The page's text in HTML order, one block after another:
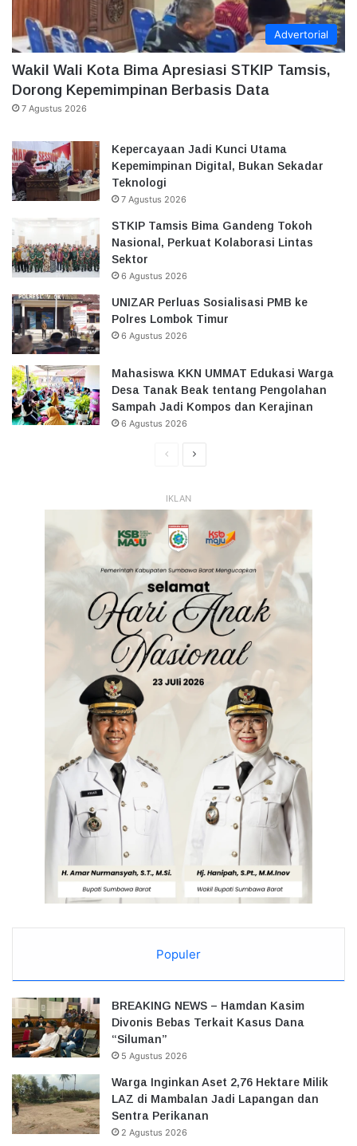
Advertorial
Wakil Wali Kota Bima Apresiasi STKIP Tamsis,
Dorong Kepemimpinan Berbasis Data
7 Agustus 2026
Kepercayaan Jadi Kunci Utama
Kepemimpinan Digital, Bukan Sekadar
Teknologi
7 Agustus 2026
STKIP Tamsis Bima Gandeng Tokoh
Nasional, Perkuat Kolaborasi Lintas
Sektor
6 Agustus 2026
UNIZAR Perluas Sosialisasi PMB ke
Polres Lombok Timur
6 Agustus 2026
Mahasiswa KKN UMMAT Edukasi Warga
Desa Tanak Beak tentang Pengolahan
Sampah Jadi Kompos dan Kerajinan
6 Agustus 2026
HalamanHalaman
IKLAN
Populer
BREAKING NEWS – Hamdan Kasim
Divonis Bebas Terkait Kasus Dana
“Siluman”
5 Agustus 2026
Warga Inginkan Aset 2,76 Hektare Milik
LAZ di Mambalan Jadi Lapangan dan
Sentra Perikanan
2 Agustus 2026